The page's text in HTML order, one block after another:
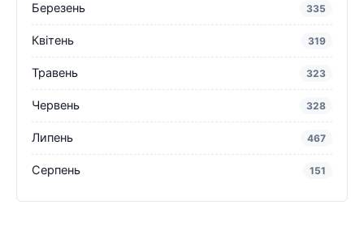
Березень 335
Квітень 319
Травень 323
Червень 328
Липень 467
Серпень 151